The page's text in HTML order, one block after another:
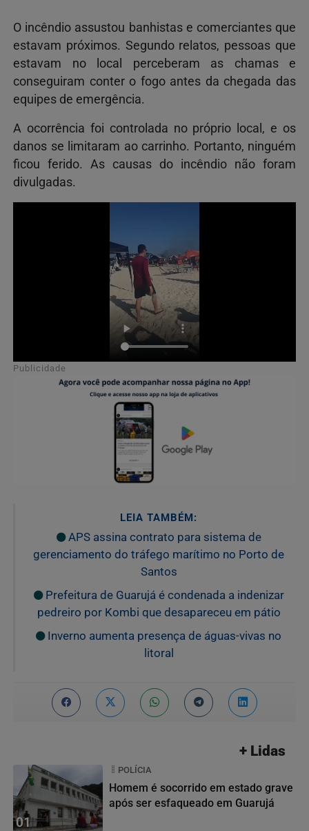
O incêndio assustou banhistas e comerciantes que
estavam próximos. Segundo relatos, pessoas que
estavam no local perceberam as chamas e
conseguiram conter o fogo antes da chegada das
equipes de emergência.
A ocorrência foi controlada no próprio local, e os
danos se limitaram ao carrinho. Portanto, ninguém
ficou ferido. As causas do incêndio não foram
divulgadas.
Publicidade
LEIA TAMBÉM:
APS assina contrato para sistema de
gerenciamento do tráfego marítimo no Porto de
Santos
Prefeitura de Guarujá é condenada a indenizar
pedreiro por Kombi que desapareceu em pátio
Inverno aumenta presença de águas-vivas no
litoral
+ Lidas
01
POLÍCIA
Homem é socorrido em estado grave
após ser esfaqueado em Guarujá